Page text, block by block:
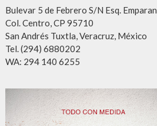
Bulevar 5 de Febrero S/N Esq. Emparan
Col. Centro, CP 95710
San Andrés Tuxtla, Veracruz, México
Tel. (294) 6880202
WA: 294 140 6255